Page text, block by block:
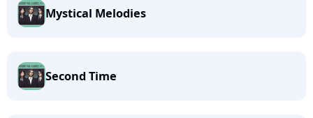
Mystical Melodies
Second Time